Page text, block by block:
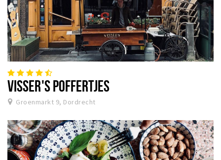
VISSER'S POFFERTJES
Groenmarkt 9, Dordrecht